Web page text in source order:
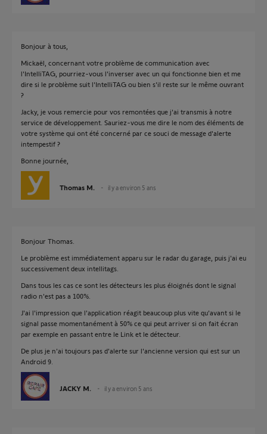
Bonjour à tous,
Mickaël, concernant votre problème de communication avec
l'IntelliTAG, pourriez-vous l'inverser avec un qui fonctionne bien et me
dire si le problème suit l'IntelliTAG ou bien s'il reste sur le même ouvrant
?
Jacky, je vous remercie pour vos remontées que j'ai transmis à notre
service de développement. Sauriez-vous me dire le nom des éléments de
votre système qui ont été concerné par ce souci de message d'alerte
intempestif ?
Bonne journée,
Thomas M. il y a environ 5 ans
Bonjour Thomas.
Le problème est immédiatement apparu sur le radar du garage, puis j'ai eu
successivement deux intellitags.
Dans tous les cas ce sont les détecteurs les plus éloignés dont le signal
radio n'est pas a 100%.
J'ai l'impression que l'application réagit beaucoup plus vite qu'avant si le
signal passe momentanément à 50% ce qui peut arriver si on fait écran
par exemple en passant entre le Link et le détecteur.
De plus je n'ai toujours pas d'alerte sur l'ancienne version qui est sur un
Android 9.
JACKY M. il y a environ 5 ans